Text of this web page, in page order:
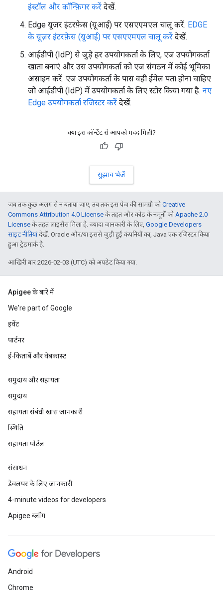
इंस्टॉल और कॉन्फ़िगर करें देखें.
Edge यूज़र इंटरफ़ेस (यूआई) पर एसएएमएल चालू करें. EDGE
के यूज़र इंटरफ़ेस (यूआई) पर एसएएमएल चालू करें देखें.
आईडीपी (IdP) से जुड़े हर उपयोगकर्ता के लिए, एज उपयोगकर्ता
खाता बनाएं और उस उपयोगकर्ता को एज संगठन में कोई भूमिका
असाइन करें. एज उपयोगकर्ता के पास वही ईमेल पता होना चाहिए
जो आईडीपी (IdP) में उपयोगकर्ता के लिए स्टोर किया गया है. नए
Edge उपयोगकर्ता रजिस्टर करें देखें.
क्या इस कॉन्टेंट से आपको मदद मिली?
सुझाव भेजें
जब तक कुछ अलग से न बताया जाए, तब तक इस पेज की सामग्री कोCreative
Commons Attribution 4.0 License के तहत और कोड के नमूनों कोApache 2.0
License के तहत लाइसेंस मिला है. ज़्यादा जानकारी के लिए, Google Developers
साइट नीतियांदेखें. Oracle और/या इससे जुड़ी हुई कंपनियों का, Java एक रजिस्टर किया
हुआ ट्रेडमार्क है.
आखिरी बार 2026-02-03 (UTC) को अपडेट किया गया.
Apigee के बारे में
We're part of Google
इवेंट
पार्टनर
ई-किताबें और वेबकास्ट
समुदाय और सहायता
समुदाय
सहायता संबंधी खास जानकारी
स्थिति
सहायता पोर्टल
संसाधन
डेवलपर के लिए जानकारी
4-minute videos for developers
Apigee ब्लॉग
Android
Chrome